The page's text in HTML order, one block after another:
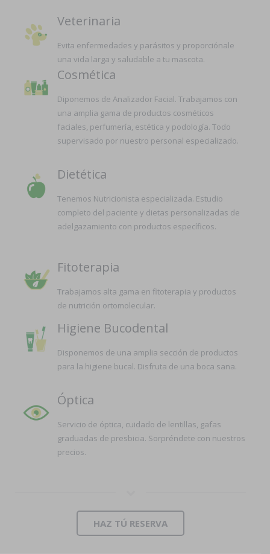
Veterinaria
Evita enfermedades y parásitos y proporciónale
una vida larga y saludable a tu mascota.
Cosmética
Diponemos de Analizador Facial. Trabajamos con
una amplia gama de productos cosméticos
faciales, perfumería, estética y podología. Todo
supervisado por nuestro personal especializado.
Dietética
Tenemos Nutricionista especializada. Estudio
completo del paciente y dietas personalizadas de
adelgazamiento con productos específicos.
Fitoterapia
Trabajamos alta gama en fitoterapia y productos
de nutrición ortomolecular.
Higiene Bucodental
Disponemos de una amplia sección de productos
para la higiene bucal. Disfruta de una boca sana.
Óptica
Servicio de óptica, cuidado de lentillas, gafas
graduadas de presbicia. Sorpréndete con nuestros
precios.
HAZ TÚ RESERVA